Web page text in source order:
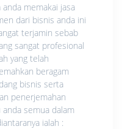
memakai jasa
dari bisnis anda ini
terjamin sebab
sangat profesional
yang telah
beragam
bisnis serta
penerjemahan
semua dalam
ialah :